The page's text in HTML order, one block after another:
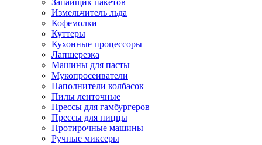
Запайщик пакетов
Измельчитель льда
Кофемолки
Куттеры
Кухонные процессоры
Лапшерезка
Машины для пасты
Мукопросеиватели
Наполнители колбасок
Пилы ленточные
Прессы для гамбургеров
Прессы для пиццы
Протирочные машины
Ручные миксеры